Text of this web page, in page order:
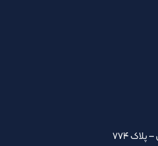
۷۷۴